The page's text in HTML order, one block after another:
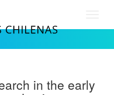
in the early